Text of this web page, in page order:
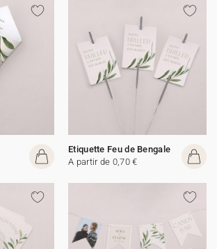
Etiquette Feu de Bengale
A partir de 0,70 €